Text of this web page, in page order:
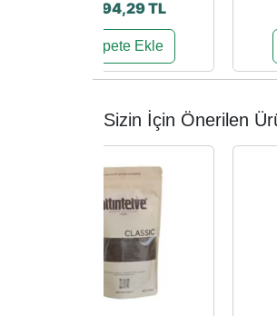
1.094,29 TL
Sepete Ekle
Sizin İçin Önerilen